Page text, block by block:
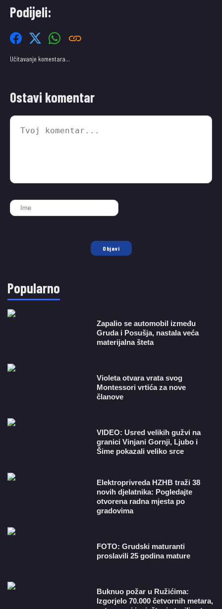
Podijeli:
Učitavanje komentara…
Ostavi komentar
Objavi
Popularno
Zapalio se automobil između
Gruda i Posušja, nastala veća
materijalna šteta
Violeta otvara vrata svog
Montessori vrtića za nove
članove
VIDEO: Usred velikih gužvi na
granici Vinjani Gornji, Ljubo i
Šime pokazali veliko srce
​Elektroprivreda HZHB traži 38
novih djelatnika: Pogledajte
otvorena radna mjesta po
gradovima
FOTO: Grudski maturanti
proslavili 25 godina mature
Buknuo požar u Ružićima:
Izgorjelo 70.000 četvornih metara,